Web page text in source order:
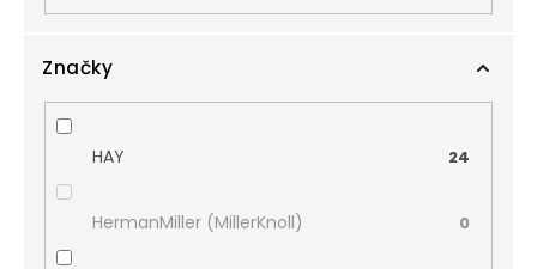
Značky
HAY 24
HermanMiller (MillerKnoll) 0